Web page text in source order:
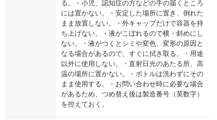
る。・小児、認知症の方などの手の届くところ
には置かない。・安定した場所に置き、倒れた
まま放置しない。・外キャップだけで容器を持
ち上げない。・液がこぼれるので横・斜めにし
ない。・液がつくとシミや変色、変形の原因と
なる場合があるので、すぐに拭き取る。・用途
以外に使用しない。・直射日光のあたる所、高
温の場所に置かない。・ボトルは洗わずにその
まま使用する。・お問い合わせ時に必要な場合
があるため、つめ替え後は製造番号（英数字）
を控えておく。